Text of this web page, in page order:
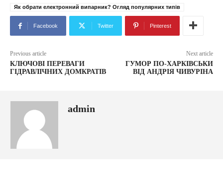
Як обрати електронний випарник? Огляд популярних типів
Facebook Twitter Pinterest
Previous article
КЛЮЧОВІ ПЕРЕВАГИ
ГІДРАВЛІЧНИХ ДОМКРАТІВ
Next article
ГУМОР ПО-ХАРКІВСЬКИ
ВІД АНДРІЯ ЧИВУРІНА
admin